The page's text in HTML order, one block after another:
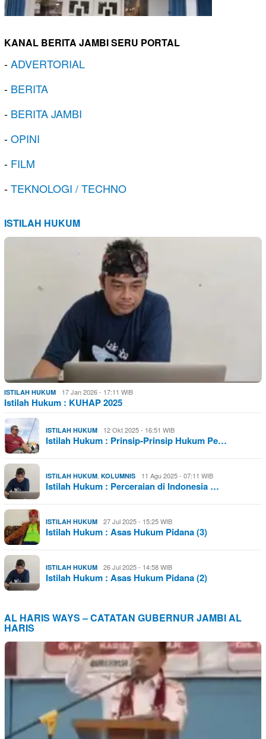
KANAL BERITA JAMBI SERU PORTAL
-ADVERTORIAL
- BERITA
- BERITA JAMBI
-OPINI
- FILM
-TEKNOLOGI / TECHNO
ISTILAH HUKUM
ISTILAH HUKUM 17 Jan 2026 - 17:11 WIB
Istilah Hukum : KUHAP 2025
ISTILAH HUKUM 12 Okt 2025 - 16:51 WIB
Istilah Hukum : Prinsip-Prinsip Hukum Pe…
ISTILAH HUKUM, KOLUMNIS 11 Agu 2025 - 07:11 WIB
Istilah Hukum : Perceraian di Indonesia …
ISTILAH HUKUM 27 Jul 2025 - 15:25 WIB
Istilah Hukum : Asas Hukum Pidana (3)
ISTILAH HUKUM 26 Jul 2025 - 14:58 WIB
Istilah Hukum : Asas Hukum Pidana (2)
AL HARIS WAYS – CATATAN GUBERNUR JAMBI AL
HARIS